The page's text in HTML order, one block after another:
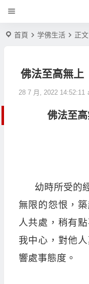
首頁 学佛生活 正文
佛法至高無上
28 7 月, 2022 14:52:11
佛法至
幼時所受的
無限的怨恨，
人共處，稍有
我中心，對他
響處事態度。